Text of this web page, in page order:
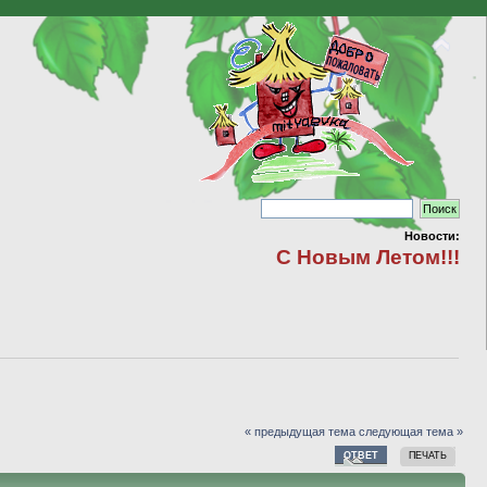
Новости:
С Новым Летом!!!
« предыдущая тема следующая тема »
ОТВЕТ ПЕЧАТЬ